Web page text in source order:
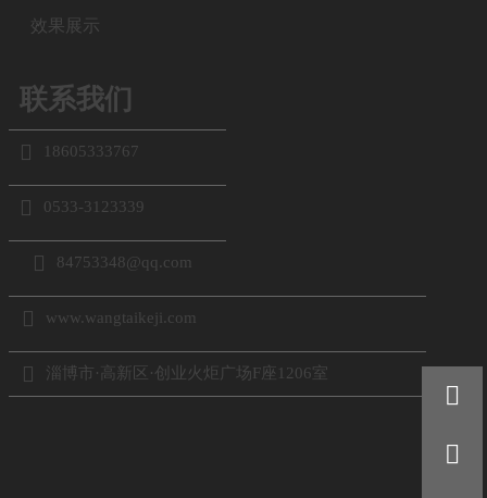
效果展示
联系我们
 18605333767
 0533-3123339
 84753348@qq.com
 www.wangtaikeji.com
 淄博市·高新区·创业火炬广场F座1206室

